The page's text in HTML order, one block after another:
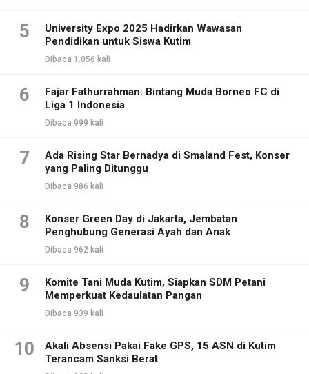
5
University Expo 2025 Hadirkan Wawasan
Pendidikan untuk Siswa Kutim
Dibaca 1.056 kali
6
Fajar Fathurrahman: Bintang Muda Borneo FC di
Liga 1 Indonesia
Dibaca 999 kali
7
Ada Rising Star Bernadya di Smaland Fest, Konser
yang Paling Ditunggu
Dibaca 986 kali
8
Konser Green Day di Jakarta, Jembatan
Penghubung Generasi Ayah dan Anak
Dibaca 962 kali
9
Komite Tani Muda Kutim, Siapkan SDM Petani
Memperkuat Kedaulatan Pangan
Dibaca 939 kali
10
Akali Absensi Pakai Fake GPS, 15 ASN di Kutim
Terancam Sanksi Berat